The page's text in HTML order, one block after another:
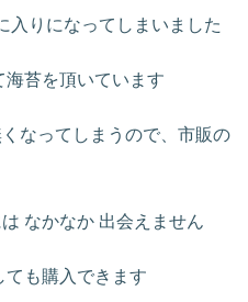
入りになってしまいました
苔を頂いています
なってしまうので、市販の
なかなか 出会えません
も購入できます